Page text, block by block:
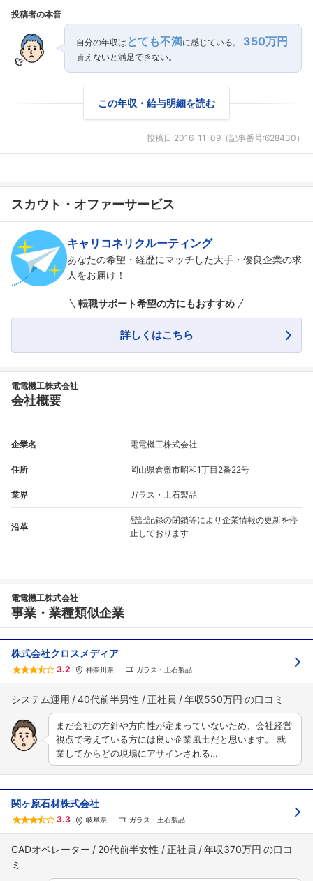
フォローしました
こちらの企業もフォローしませんか？
投稿者の本音
自分の年収は とても不満に感じている。 350万円
貰えないと満足できない。
この年収・給与明細を読む
投稿日:2016-11-09 （記事番号:628430 ）
スカウト・オファーサービス
キャリコネリクルーティング
あなたの希望・経歴にマッチした大手・優良企業の求
人をお届け！
転職サポート希望の方にもおすすめ
詳しくはこちら
電電機工株式会社
会社概要
企業名 電電機工株式会社
住所 岡山県倉敷市昭和1丁目2番22号
業界 ガラス・土石製品
沿革
登記記録の閉鎖等により企業情報の更新を停
止しております
電電機工株式会社
事業・業種類似企業
株式会社クロスメディア
3.2 神奈川県 ガラス・土石製品
システム運用 40代前半男性 正社員 年収550万円
まだ会社の方針や方向性が定まっていないため、会社経営
視点で考えている方には良い企業風土だと思います。 就
業してからどの現場にアサインされる…
関ヶ原石材株式会社
3.3 岐阜県 ガラス・土石製品
CADオペレーター 20代前半女性 正社員 年収370万円